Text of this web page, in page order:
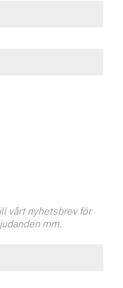
vårt nyhetsbrev för
mm.